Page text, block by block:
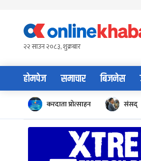
content२२ साउन २०८३, शुक्रबार
होमपेज समाचार बिजनेस
करदाता प्रोत्साहन संसद्